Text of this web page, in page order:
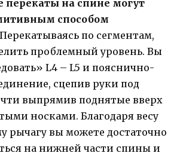
перекаты на спине могут
способом
Перекатываясь по сегментам,
проблемный уровень. Вы
L4 – L5 и пояснично-
сцепив руки под
выпрямив поднятые вверх
носками. Благодаря весу
рычагу вы можете достаточно
на нижней части спины и